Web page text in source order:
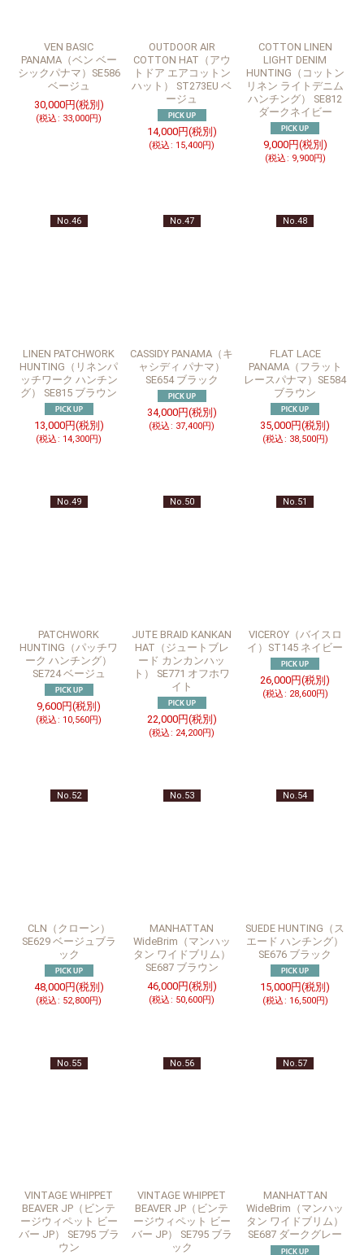
VEN BASIC
PANAMA（ベン ベー
シックパナマ）SE586
ベージュ
30,000円(税別)
(税込: 33,000円)
OUTDOOR AIR
COTTON HAT（アウ
トドア エアコットン
ハット） ST273EU ベ
ージュ
14,000円(税別)
(税込: 15,400円)
COTTON LINEN
LIGHT DENIM
HUNTING（コットン
リネン ライトデニム
ハンチング） SE812
ダークネイビー
9,000円(税別)
(税込: 9,900円)
No.46
LINEN PATCHWORK
HUNTING（リネンパ
ッチワーク ハンチン
グ） SE815 ブラウン
13,000円(税別)
(税込: 14,300円)
No.47
CASSIDY PANAMA（キ
ャシディ パナマ）
SE654 ブラック
34,000円(税別)
(税込: 37,400円)
No.48
FLAT LACE
PANAMA（フラット
レースパナマ）SE584
ブラウン
35,000円(税別)
(税込: 38,500円)
No.49
PATCHWORK
HUNTING（パッチワ
ーク ハンチング）
SE724 ベージュ
9,600円(税別)
(税込: 10,560円)
No.50
JUTE BRAID KANKAN
HAT（ジュートブレ
ード カンカンハッ
ト） SE771 オフホワ
イト
22,000円(税別)
(税込: 24,200円)
No.51
VICEROY（バイスロ
イ）ST145 ネイビー
26,000円(税別)
(税込: 28,600円)
No.52
CLN（クローン）
SE629 ベージュブラ
ック
48,000円(税別)
(税込: 52,800円)
No.53
MANHATTAN
WideBrim（マンハッ
タン ワイドブリム）
SE687 ブラウン
46,000円(税別)
(税込: 50,600円)
No.54
SUEDE HUNTING（ス
エード ハンチング）
SE676 ブラック
15,000円(税別)
(税込: 16,500円)
No.55
VINTAGE WHIPPET
BEAVER JP（ビンテ
ージウィペット ビー
バー JP） SE795 ブラ
ウン
No.56
VINTAGE WHIPPET
BEAVER JP（ビンテ
ージウィペット ビー
バー JP） SE795 ブラ
ック
No.57
MANHATTAN
WideBrim（マンハッ
タン ワイドブリム）
SE687 ダークグレー